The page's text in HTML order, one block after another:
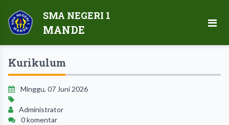
SMA NEGERI 1
MANDE
Kurikulum
Minggu, 07 Juni 2026
Administrator
0 komentar